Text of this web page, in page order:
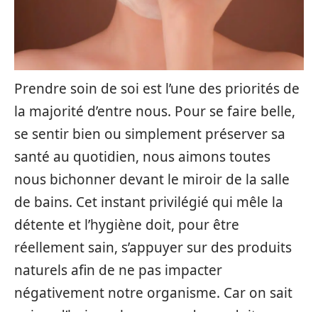
Prendre soin de soi est l’une des priorités de
la majorité d’entre nous. Pour se faire belle,
se sentir bien ou simplement préserver sa
santé au quotidien, nous aimons toutes
nous bichonner devant le miroir de la salle
de bains. Cet instant privilégié qui mêle la
détente et l’hygiène doit, pour être
réellement sain, s’appuyer sur des produits
naturels afin de ne pas impacter
négativement notre organisme. Car on sait